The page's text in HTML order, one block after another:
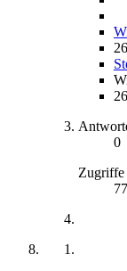
0
Zugriffe